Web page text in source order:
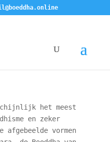
het meest
en zeker
afgebeelde vormen